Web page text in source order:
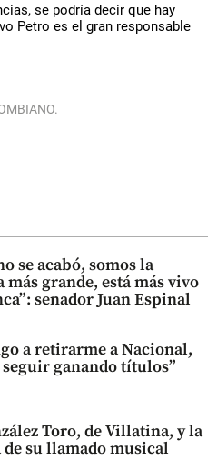
se podría decir que hay
Petro es el gran responsable
se acabó, somos la
más grande, está más vivo
senador Juan Espinal
a retirarme a Nacional,
seguir ganando títulos”
Toro, de Villatina, y la
su llamado musical